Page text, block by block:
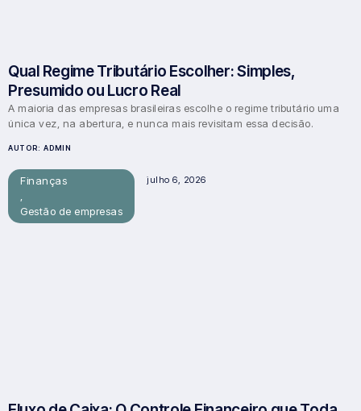
Qual Regime Tributário Escolher: Simples,
Presumido ou Lucro Real
A maioria das empresas brasileiras escolhe o regime tributário uma
única vez, na abertura, e nunca mais revisitam essa decisão.
AUTOR: ADMIN
Finanças
Gestão de empresas
julho 6, 2026